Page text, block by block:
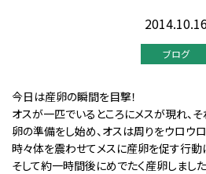
ブログ
今日は産卵の瞬間を目撃！
オスが一匹でいるところにメスが現れ、
卵の準備をし始め、オスは周りをウロウロ
時々体を震わせてメスに産卵を促す行動
そして約一時間後にめでたく産卵しました